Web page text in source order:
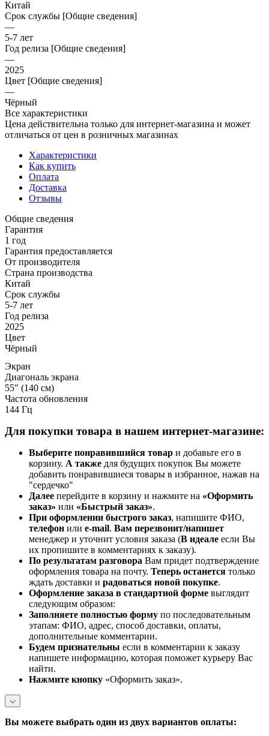
Китай
Срок службы [Общие сведения]
—
5-7 лет
Год релиза [Общие сведения]
—
2025
Цвет [Общие сведения]
—
Чёрный
Все характеристики
Цена действительна только для интернет-магазина и может
отличаться от цен в розничных магазинах
Характеристики
Как купить
Оплата
Доставка
Отзывы
Общие сведения
Гарантия
1 год
Гарантия предоставляется
От производителя
Страна производства
Китай
Срок службы
5-7 лет
Год релиза
2025
Цвет
Чёрный
Экран
Диагональ экрана
55" (140 см)
Частота обновления
144 Гц
Для покупки товара в нашем интернет-магазине:
Выберите понравившийся товар и добавьте его в
корзину. А также для будущих покупок Вы можете
добавить понравившиеся товары в избранное, нажав на
"сердечко"
Далее перейдите в корзину и нажмите на «Оформить
заказ» или «Быстрый заказ».
При оформлении быстрого заказ, напишите ФИО,
телефон или e-mail. Вам перезвонит/напишет
менеджер и уточнит условия заказа (В идеале если Вы
их пропишите в комментариях к заказу).
По результатам разговора Вам придет подтверждение
оформления товара на почту. Теперь останется только
ждать доставки и радоваться новой покупке.
Оформление заказа в стандартной форме выглядит
следующим образом:
Заполняете полностью форму по последовательным
этапам: ФИО, адрес, способ доставки, оплаты,
дополнительные комментарии.
Будем признательны если в комментарии к заказу
напишете информацию, которая поможет курьеру Вас
найти.
Нажмите кнопку «Оформить заказ».
Вы можете выбрать один из двух вариантов оплаты: